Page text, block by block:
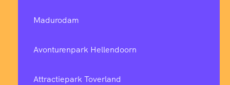
Madurodam
Avonturenpark Hellendoorn
Attractiepark Toverland